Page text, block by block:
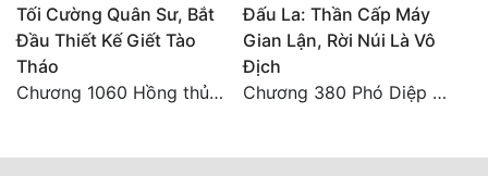
Tối Cường Quân Sư, Bắt
Đầu Thiết Kế Giết Tào
Tháo
Chương 1060 Hồng thủy ngập trời, thời khắc tuyệt vọng (2/2)
Đấu La: Thần Cấp Máy
Gian Lận, Rời Núi Là Vô
Địch
Chương 380 Phó Diệp dẫn toàn tộc Hồn Thú di chuyển đến Sâm La Tinh, chúng thần Thần Giới kinh ngạc!